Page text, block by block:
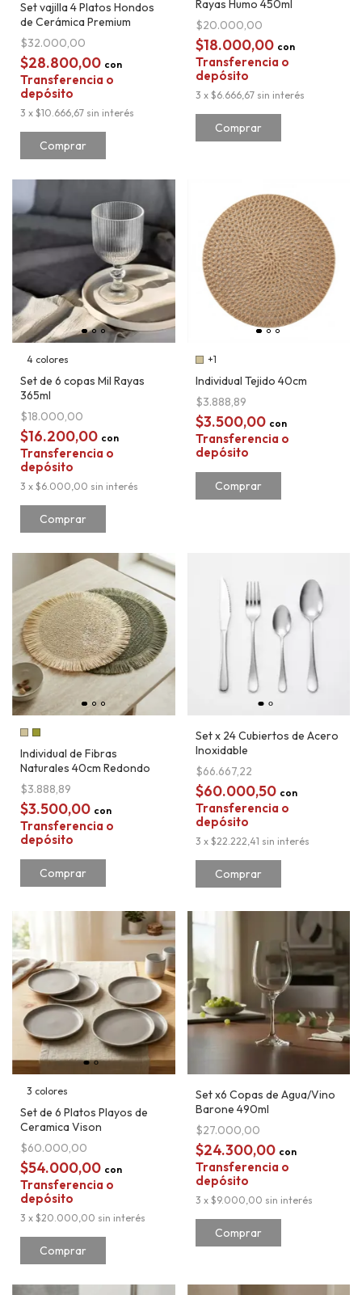
Set vajilla 4 Platos Hondos
de Cerámica Premium
$32.000,00
$28.800,00 con
Transferencia o
depósito
3 x $10.666,67 sin interés
Comprar
Rayas Humo 450ml
$20.000,00
$18.000,00 con
Transferencia o
depósito
3 x $6.666,67 sin interés
4 colores
Set de 6 copas Mil Rayas
365ml
$18.000,00
$16.200,00 con
Transferencia o
depósito
3 x $6.000,00 sin interés
Comprar
+1
Individual Tejido 40cm
$3.888,89
$3.500,00 con
Transferencia o
depósito
Comprar
Individual de Fibras
Naturales 40cm Redondo
$3.888,89
$3.500,00 con
Transferencia o
depósito
Comprar
Set x 24 Cubiertos de Acero
Inoxidable
$66.667,22
$60.000,50 con
Transferencia o
depósito
3 x $22.222,41 sin interés
3 colores
Set de 6 Platos Playos de
Ceramica Vison
$60.000,00
$54.000,00 con
Transferencia o
depósito
3 x $20.000,00 sin interés
Comprar
Set x6 Copas de Agua/Vino
Barone 490ml
$27.000,00
$24.300,00 con
Transferencia o
depósito
3 x $9.000,00 sin interés